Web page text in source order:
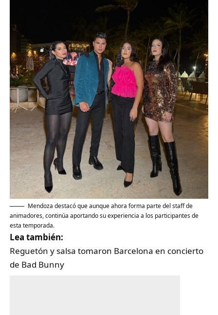
Mendoza destacó que aunque ahora forma parte del staff de
animadores, continúa aportando su experiencia a los participantes de
esta temporada.
Lea también:
Reguetón y salsa tomaron Barcelona en concierto
de Bad Bunny